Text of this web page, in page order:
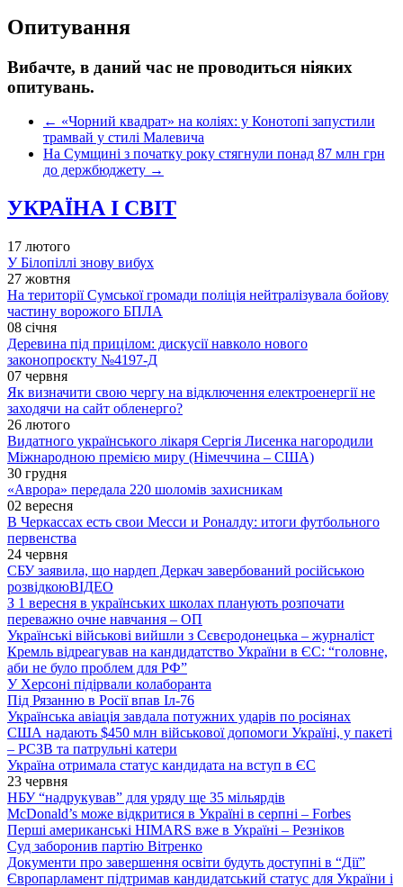
Опитування
Вибачте, в даний час не проводиться ніяких
опитувань.
← «Чорний квадрат» на коліях: у Конотопі запустили
трамвай у стилі Малевича
На Сумщині з початку року стягнули понад 87 млн грн
до держбюджету →
УКРАЇНА І СВІТ
17 лютого
У Білопіллі знову вибух
27 жовтня
На території Сумської громади поліція нейтралізувала бойову
частину ворожого БПЛА
08 січня
Деревина під прицілом: дискусії навколо нового
законопроєкту №4197-Д
07 червня
Як визначити свою чергу на відключення електроенергії не
заходячи на сайт обленерго?
26 лютого
Видатного українського лікаря Сергія Лисенка нагородили
Міжнародною премією миру (Німеччина – США)
30 грудня
«Аврора» передала 220 шоломів захисникам
02 вересня
В Черкассах есть свои Месси и Роналду: итоги футбольного
первенства
24 червня
СБУ заявила, що нардеп Деркач завербований російською
розвідкоюВІДЕО
З 1 вересня в українських школах планують розпочати
переважно очне навчання – ОП
Українські військові вийшли з Сєвєродонецька – журналіст
Кремль відреагував на кандидатство України в ЄС: “головне,
аби не було проблем для РФ”
У Херсоні підірвали колаборанта
Під Рязанню в Росії впав Іл-76
Українська авіація завдала потужних ударів по росіянах
США надають $450 млн військової допомоги Україні, у пакеті
– РСЗВ та патрульні катери
Україна отримала статус кандидата на вступ в ЄС
23 червня
НБУ “надрукував” для уряду ще 35 мільярдів
McDonald’s може відкритися в Україні в серпні – Forbes
Перші американські HIMARS вже в Україні – Резніков
Суд заборонив партію Вітренко
Документи про завершення освіти будуть доступні в “Дії”
Європарламент підтримав кандидатський статус для України і